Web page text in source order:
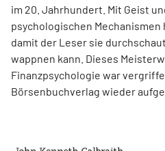
im 20. Jahrhundert. Mit Geist
psychologischen Mechanismen
damit der Leser sie
wappnen kann. Dieses
Finanzpsychologie war
Börsenbuchverlag wieder